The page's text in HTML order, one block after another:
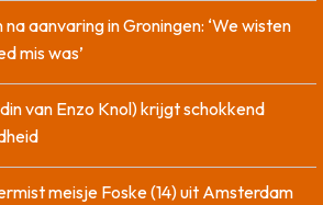
aanvaring in Groningen: ‘We wisten
mis was’
van Enzo Knol) krijgt schokkend
meisje Foske (14) uit Amsterdam